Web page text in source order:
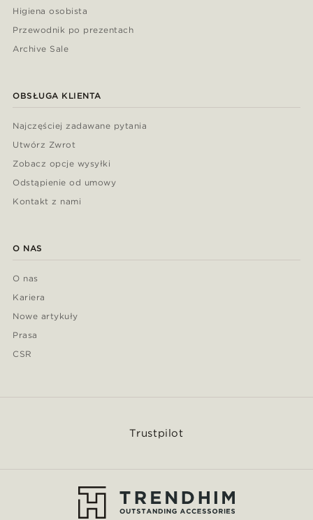
Higiena osobista
Przewodnik po prezentach
Archive Sale
OBSŁUGA KLIENTA
Najczęściej zadawane pytania
Utwórz Zwrot
Zobacz opcje wysyłki
Odstąpienie od umowy
Kontakt z nami
O NAS
O nas
Kariera
Nowe artykuły
Prasa
CSR
Trustpilot